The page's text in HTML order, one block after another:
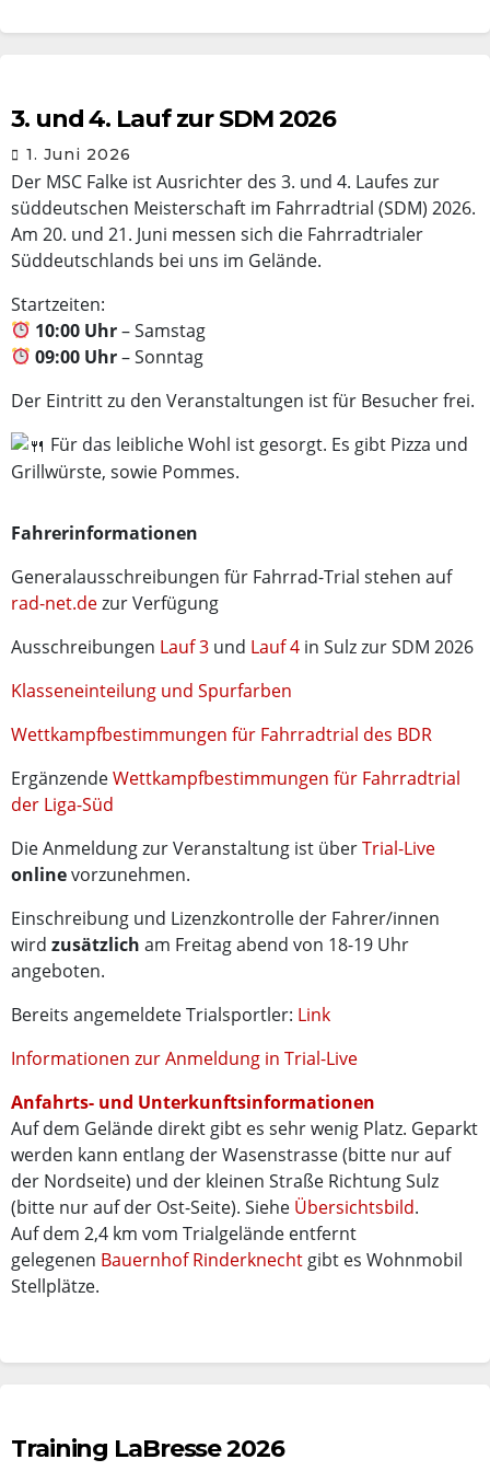
3. und 4. Lauf zur SDM 2026
1. Juni 2026
Der MSC Falke ist Ausrichter des 3. und 4. Laufes zur
süddeutschen Meisterschaft im Fahrradtrial (SDM) 2026.
Am 20. und 21. Juni messen sich die Fahrradtrialer
Süddeutschlands bei uns im Gelände.
Startzeiten:
10:00 Uhr– Samstag
09:00 Uhr– Sonntag
Der Eintritt zu den Veranstaltungen ist für Besucher frei.
Für das leibliche Wohl ist gesorgt. Es gibt Pizza und
Grillwürste, sowie Pommes.
Fahrerinformationen
Generalausschreibungen für Fahrrad-Trial stehen auf
rad-net.dezur Verfügung
Ausschreibungen Lauf 3 und Lauf 4 in Sulz zur SDM 2026
Klasseneinteilung und Spurfarben
Wettkampfbestimmungen für Fahrradtrial des BDR
ErgänzendeWettkampfbestimmungen für Fahrradtrial
der Liga-Süd
Die Anmeldung zur Veranstaltung ist überTrial-Live
onlinevorzunehmen.
Einschreibung und Lizenzkontrolle der Fahrer/innen
wird zusätzlich am Freitag abend von 18-19 Uhr
angeboten.
Bereits angemeldete Trialsportler: Link
Informationen zur Anmeldung in Trial-Live
Anfahrts- und Unterkunftsinformationen
Auf dem Gelände direkt gibt es sehr wenig Platz. Geparkt
werden kann entlang der Wasenstrasse (bitte nur auf
der Nordseite) und der kleinen Straße Richtung Sulz
(bitte nur auf der Ost-Seite). Siehe Übersichtsbild.
Auf dem 2,4 km vom Trialgelände entfernt
gelegenen Bauernhof Rinderknechtgibt es Wohnmobil
Stellplätze.
Training LaBresse 2026